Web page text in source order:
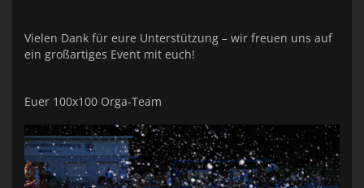
Vielen Dank für eure Unterstützung – wir freuen uns auf
ein großartiges Event mit euch!
Euer 100x100 Orga-Team